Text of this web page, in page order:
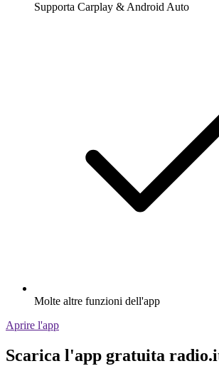
Supporta Carplay & Android Auto
Molte altre funzioni dell'app
Aprire l'app
Scarica l'app gratuita